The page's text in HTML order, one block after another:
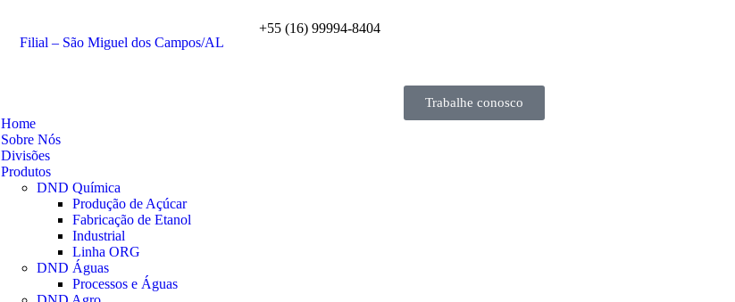
Filial – São Miguel dos Campos/AL
+55 (16) 99994-8404
Home
Sobre Nós
Divisões
Produtos
DND Química
Produção de Açúcar
Fabricação de Etanol
Industrial
Linha ORG
DND Águas
Processos e Águas
Trabalhe conosco